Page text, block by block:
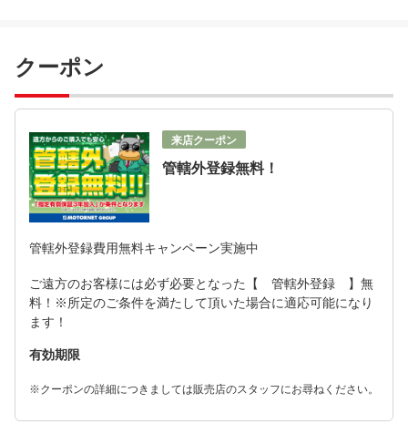
クーポン
来店クーポン
管轄外登録無料！
管轄外登録費用無料キャンペーン実施中
ご遠方のお客様には必ず必要となった【 管轄外登録 】無
料！※所定のご条件を満たして頂いた場合に適応可能になり
ます！
有効期限
※クーポンの詳細につきましては販売店のスタッフにお尋ねください。